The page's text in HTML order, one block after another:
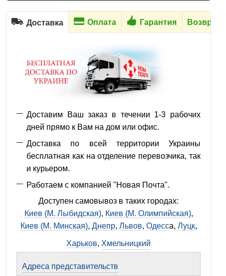
Доставка Оплата Гарантия Возврат
Доставим Ваш заказ в течении 1-3 рабочих
дней прямо к Вам на дом или офис.
Доставка по всей территории Украины
бесплатная как на отделение перевозчика, так
и курьером.
Работаем с компанией "Новая Почта".
Доступен самовывоз в таких городах:
Киев (М. Лыбидская), Киев (М. Олимпийская),
Киев (М. Минская), Днепр, Львов, Одесса, Луцк,
Харьков, Хмельницкий
Адреса представительств